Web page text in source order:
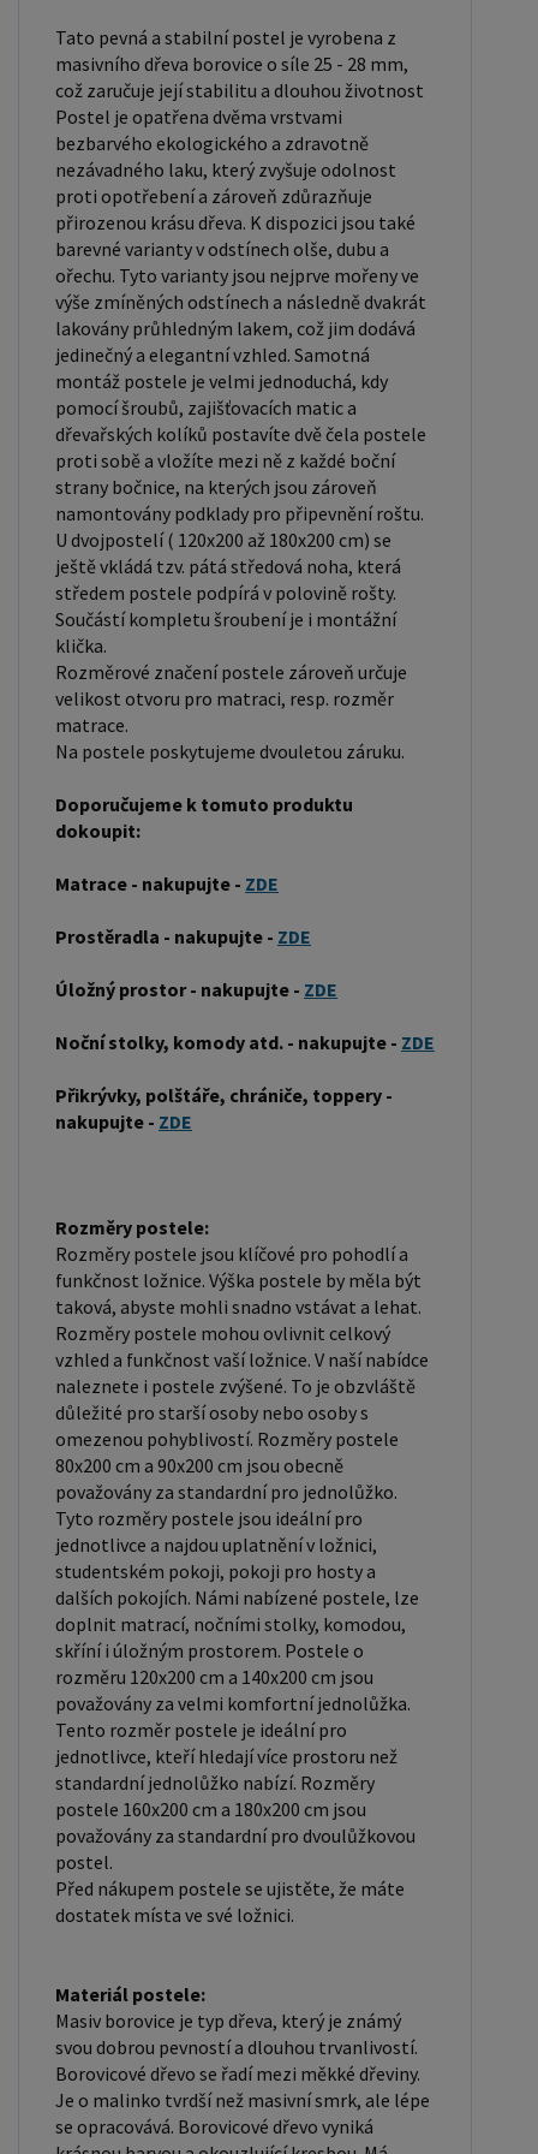
90x200 cm jsou obecně považovány za standardní
pro jednolůžko. Tyto rozměry postele jsou ideální
pro jednotlivce a najdou uplatnění v ložnici,
studentském pokoji, pokoji pro hosty a dalších
pokojích. Námi nabízené postele, lze doplnit
matrací, nočními stolky, komodou, skříní i úložným
prostorem. Postele o rozměru 120x200 cm a
140x200 cm jsou považovány za velmi komfortní
jednolůžka. Tento rozměr postele je ideální pro
jednotlivce, kteří hledají více prostoru než
standardní jednolůžko nabízí. Rozměry postele
160x200 cm a 180x200 cm jsou považovány za
standardní pro dvoulůžkovou postel. Před
nákupem postele se ujistěte, že máte dostatek
místa ve své ložnici. Materiál postele: Masiv
borovice je typ dřeva, který je známý svou dobrou
pevností a dlouhou trvanlivostí. Borovicové dřevo
se řadí mezi měkké dřeviny. Je o malinko tvrdší
než masivní smrk, ale lépe se opracovává.
Borovicové dřevo vyniká krásnou barvou a
okouzlující kresbou. Má světlou barvu, která díky
obsahu jádra místy přechází až do oranžovo
hnědého nebo načervenalého odstínu. Tento
například pro výrobu postelí nebo knihoven.
Výrobky z masivu borovice jsou oblíbené pro svůj
přírodní vzhled a trvanlivost. Typ postele: Klasická
základních částí: rámu, roštu a matrace. Rám
včetně dřeva, kovu nebo laminátu. Do rámu se
vkládá rošt. Matrace je položena na rošt a může
latexu nebo pružin. Matrace: Velikost matrace by
měla odpovídat rozměrům postele. Matrace se
pružinové matrace, taštičkové matrace, latexové
matrace, lamelové matrace, sendvičové matrace,
antibakteriální matrace. Matrace mohou být
měkké, středně tvrdé (H2, H3), tvrdé nebo velmi
tvrdé (H4). Tvrdost matrace je důležitý faktor,
který ovlivňuje pohodlí a podporu, kterou matrace
poskytuje. Při výběru matrace je důležité zvážit
několik faktorů, včetně vaší preferované polohy
spánku, vaší tělesné hmotnosti a jakékoliv
zdravotní problémy, které můžete mít. Laťkový
rošt ZDARMA: Laťkový rošt je ideální volbou pro ty,
kteří hledají kvalitní, pohodlný a cenově dostupný
podklad pod matraci. Laťkový rošt se skládá z
dřevěných lišt, které jsou spojeny textilií. Rošt
poskytuje dobrou podporu těla, cirkulaci vzduchu a
odvádění vlhkosti. Rošt postele je tvořen 12
příčkami, které jsou spojeny textilií, příčky roštu
jsou z masivu borovice. Mezery mezi příčkami jsou
cca 11 cm. Zpracování - lakovaná postel: Lakované
postele jsou oblíbené pro svůj elegantní vzhled a
odolnost. Lakovaný povrch je hladký, snadno se
čistí a je odolný vůči poškrábání a opotřebení.
množství našich produktů? Obchodníkům a
firmám, nabízíme možnost nákupu na
velkoobchodní ceny. Zašlete poptávku na
ondera@seznam.cz, velice rádi se Vám budeme
věnovat. Popřípadě se zaregistrujte se ( "
Tato pevná a stabilní postel je vyrobena z
masivního dřeva borovice o síle 25 - 28 mm,
což zaručuje její stabilitu a dlouhou životnost
Postel je opatřena dvěma vrstvami
bezbarvého ekologického a zdravotně
nezávadného laku, který zvyšuje odolnost
proti opotřebení a zároveň zdůrazňuje
přirozenou krásu dřeva. K dispozici jsou také
barevné varianty v odstínech olše, dubu a
ořechu. Tyto varianty jsou nejprve mořeny ve
výše zmíněných odstínech a následně dvakrát
lakovány průhledným lakem, což jim dodává
jedinečný a elegantní vzhled. Samotná
montáž postele je velmi jednoduchá, kdy
pomocí šroubů, zajišťovacích matic a
dřevařských kolíků postavíte dvě čela postele
proti sobě a vložíte mezi ně z každé boční
strany bočnice, na kterých jsou zároveň
namontovány podklady pro připevnění roštu.
U dvojpostelí ( 120x200 až 180x200 cm) se
ještě vkládá tzv. pátá středová noha, která
středem postele podpírá v polovině rošty.
Součástí kompletu šroubení je i montážní
klička.
Rozměrové značení postele zároveň určuje
velikost otvoru pro matraci, resp. rozměr
matrace.
Na postele poskytujeme dvouletou záruku.
Doporučujeme k tomuto produktu
dokoupit:
Matrace - nakupujte - ZDE
Prostěradla - nakupujte - ZDE
Úložný prostor - nakupujte - ZDE
Noční stolky, komody atd. - nakupujte - ZDE
Přikrývky, polštáře, chrániče, toppery -
nakupujte - ZDE
Rozměry postele:
Rozměry postele jsou klíčové pro pohodlí a
funkčnost ložnice. Výška postele by měla být
taková, abyste mohli snadno vstávat a lehat.
Rozměry postele mohou ovlivnit celkový
vzhled a funkčnost vaší ložnice. V naší nabídce
naleznete i postele zvýšené. To je obzvláště
důležité pro starší osoby nebo osoby s
omezenou pohyblivostí. Rozměry postele
80x200 cm a 90x200 cm jsou obecně
považovány za standardní pro jednolůžko.
Tyto rozměry postele jsou ideální pro
jednotlivce a najdou uplatnění v ložnici,
studentském pokoji, pokoji pro hosty a
dalších pokojích. Námi nabízené postele, lze
doplnit matrací, nočními stolky, komodou,
skříní i úložným prostorem. Postele o
rozměru 120x200 cm a 140x200 cm jsou
považovány za velmi komfortní jednolůžka.
Tento rozměr postele je ideální pro
jednotlivce, kteří hledají více prostoru než
standardní jednolůžko nabízí. Rozměry
postele 160x200 cm a 180x200 cm jsou
považovány za standardní pro dvoulůžkovou
postel.
Před nákupem postele se ujistěte, že máte
dostatek místa ve své ložnici.
Materiál postele:
Masiv borovice je typ dřeva, který je známý
svou dobrou pevností a dlouhou trvanlivostí.
Borovicové dřevo se řadí mezi měkké dřeviny.
Je o malinko tvrdší než masivní smrk, ale lépe
se opracovává. Borovicové dřevo vyniká